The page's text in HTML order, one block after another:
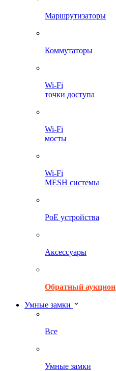
Маршрутизаторы
Коммутаторы
Wi-Fi
точки доступа
Wi-Fi
мосты
Wi-Fi
MESH системы
PoE устройства
Аксессуары
Обратный аукцион
Умные замки
Все
Умные замки